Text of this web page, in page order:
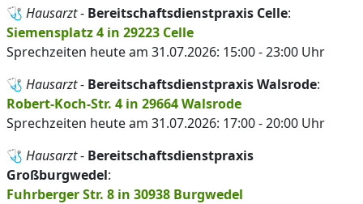
🩺 Hausarzt- Bereitschaftsdienstpraxis Celle:
Siemensplatz 4 in 29223 Celle
Sprechzeiten heute am 31.07.2026: 15:00 - 23:00 Uhr
🩺 Hausarzt- Bereitschaftsdienstpraxis Walsrode:
Robert-Koch-Str. 4 in 29664 Walsrode
Sprechzeiten heute am 31.07.2026: 17:00 - 20:00 Uhr
🩺 Hausarzt- Bereitschaftsdienstpraxis
Großburgwedel:
Fuhrberger Str. 8 in 30938 Burgwedel